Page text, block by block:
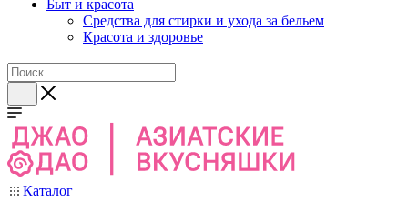
Быт и красота
Средства для стирки и ухода за бельем
Красота и здоровье
Каталог